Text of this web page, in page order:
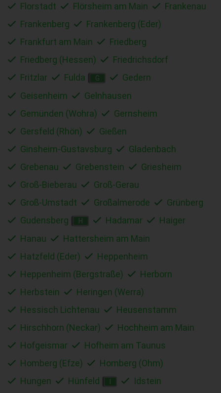
Florstadt
Flörsheim am Main
Frankenau
Frankenberg
Frankenberg (Eder)
Frankfurt am Main
Friedberg
Friedberg (Hessen)
Friedrichsdorf
Fritzlar
Fulda G
Gedern
Geisenheim
Gelnhausen
Gemünden (Wohra)
Gernsheim
Gersfeld (Rhön)
Gießen
Ginsheim-Gustavsburg
Gladenbach
Grebenau
Grebenstein
Griesheim
Groß-Bieberau
Groß-Gerau
Groß-Umstadt
Großalmerode
Grünberg
Gudensberg
H Hadamar
Haiger
Hanau
Hattersheim am Main
Hatzfeld (Eder)
Heppenheim
Heppenheim (Bergstraße)
Herborn
Herbstein
Heringen (Werra)
Hessisch Lichtenau
Heusenstamm
Hirschhorn (Neckar)
Hochheim am Main
Hofgeismar
Hofheim am Taunus
Homberg (Efze)
Homberg (Ohm)
Hungen
Hünfeld
Idstein